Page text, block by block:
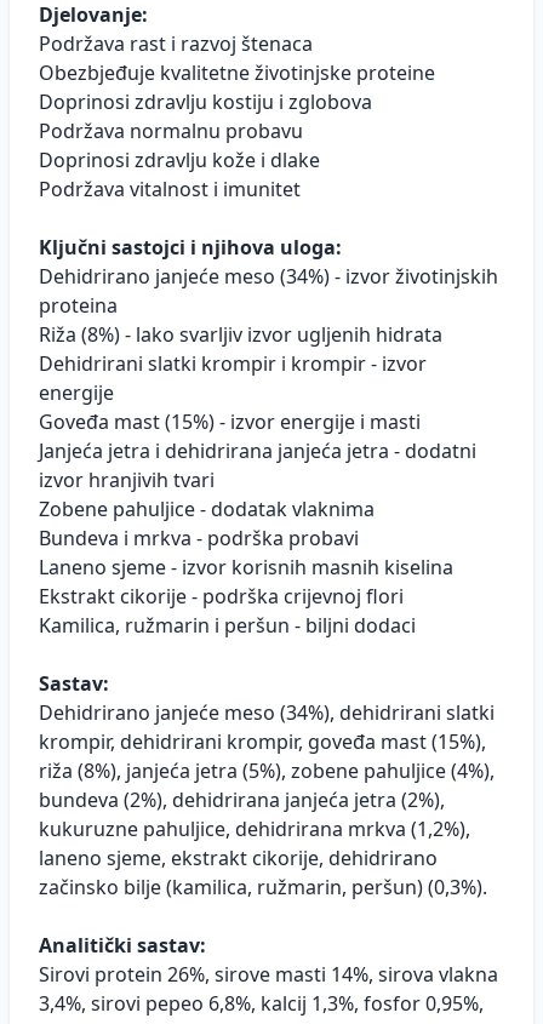
Djelovanje:
Podržava rast i razvoj štenaca
Obezbjeđuje kvalitetne životinjske proteine
Doprinosi zdravlju kostiju i zglobova
Podržava normalnu probavu
Doprinosi zdravlju kože i dlake
Podržava vitalnost i imunitet
Ključni sastojci i njihova uloga:
Dehidrirano janjeće meso (34%) - izvor životinjskih
proteina
Riža (8%) - lako svarljiv izvor ugljenih hidrata
Dehidrirani slatki krompir i krompir - izvor
energije
Goveđa mast (15%) - izvor energije i masti
Janjeća jetra i dehidrirana janjeća jetra - dodatni
izvor hranjivih tvari
Zobene pahuljice - dodatak vlaknima
Bundeva i mrkva - podrška probavi
Laneno sjeme - izvor korisnih masnih kiselina
Ekstrakt cikorije - podrška crijevnoj flori
Kamilica, ružmarin i peršun - biljni dodaci
Sastav:
Dehidrirano janjeće meso (34%), dehidrirani slatki
krompir, dehidrirani krompir, goveđa mast (15%),
riža (8%), janjeća jetra (5%), zobene pahuljice (4%),
bundeva (2%), dehidrirana janjeća jetra (2%),
kukuruzne pahuljice, dehidrirana mrkva (1,2%),
laneno sjeme, ekstrakt cikorije, dehidrirano
začinsko bilje (kamilica, ružmarin, peršun) (0,3%).
Analitički sastav:
Sirovi protein 26%, sirove masti 14%, sirova vlakna
3,4%, sirovi pepeo 6,8%, kalcij 1,3%, fosfor 0,95%,